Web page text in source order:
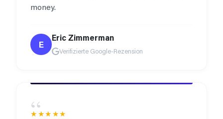
money.
E
Eric Zimmerman
Verifizierte Google-Rezension
“
★★★★★